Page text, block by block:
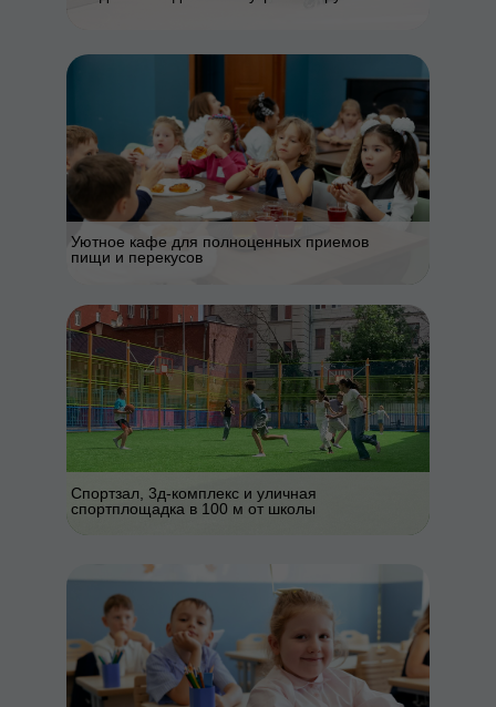
Уютное кафе для полноценных приемов
пищи и перекусов
Спортзал, 3д-комплекс и уличная
спортплощадка в 100 м от школы